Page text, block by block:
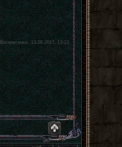
Воскресенье, 13.08.2017, 13:23